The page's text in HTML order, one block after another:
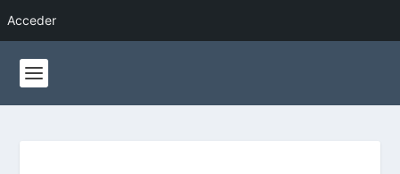
Acceder